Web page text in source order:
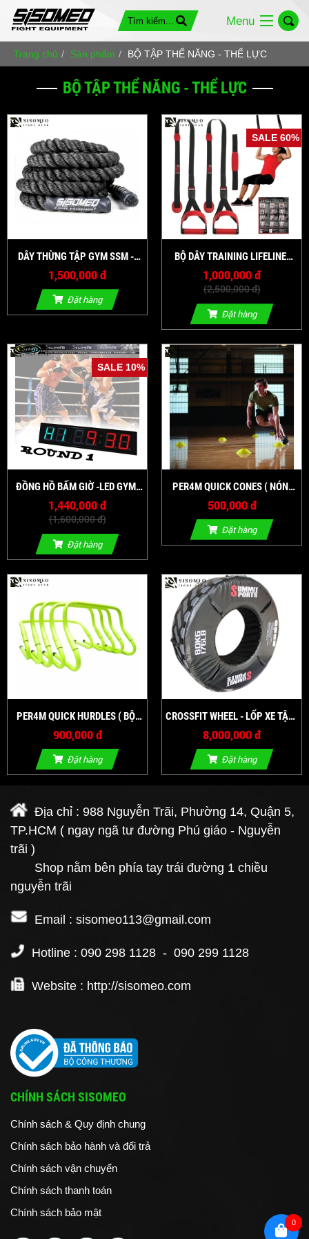
Menu
Trang chủ Sản phẩm BỘ TẬP THỂ NĂNG - THỂ LỰC
BỘ TẬP THỂ NĂNG - THỂ LỰC
DÂY THỪNG TẬP GYM SSM -
MMA POWER ROPE ( DÂY DŨ
CROSSFIT )
1,500,000 đ
Đặt hàng
SALE 60%
BỘ DÂY TRAINING LIFELINE
FITNESS JUNGLE GYM XT
1,000,000 đ
(2,500,000 đ)
Đặt hàng
SALE 10%
ĐỒNG HỒ BẤM GIỜ -LED GYM
TIMER
1,440,000 đ
(1,600,000 đ)
Đặt hàng
PER4M QUICK CONES ( NÓN
CHIẾN THUẬT )
500,000 đ
Đặt hàng
PER4M QUICK HURDLES ( BỘ
RÀO CẢN )
900,000 đ
Đặt hàng
CROSSFIT WHEEL - LỐP XE TẬP
THỂ LỰC -40KG
8,000,000 đ
Đặt hàng
Địa chỉ : 988 Nguyễn Trãi, Phường 14, Quận 5,
TP.HCM ( ngay ngã tư đường Phú giáo - Nguyễn
trãi )
Shop nằm bên phía tay trái đường 1 chiều
nguyễn trãi
Email : sisomeo113@gmail.com
Hotline : 090 298 1128 - 090 299 1128
Website : http://sisomeo.com
CHÍNH SÁCH SISOMEO
Chính sách & Quy định chung
Chính sách bảo hành và đổi trả
Chính sách vận chuyển
Chính sách thanh toán
Chính sách bảo mật
0